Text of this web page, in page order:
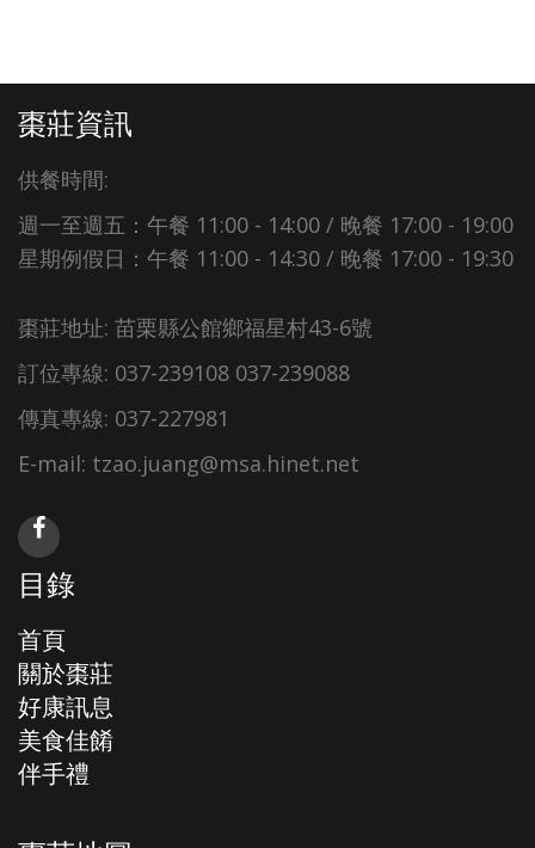
棗莊資訊
供餐時間:
週一至週五：午餐 11:00 - 14:00 / 晚餐 17:00 - 19:00
星期例假日：午餐 11:00 - 14:30 / 晚餐 17:00 - 19:30
棗莊地址: 苗栗縣公館鄉福星村43-6號
訂位專線: 037-239108 037-239088
傳真專線: 037-227981
E-mail: tzao.juang@msa.hinet.net
目錄
首頁
關於棗莊
好康訊息
美食佳餚
伴手禮